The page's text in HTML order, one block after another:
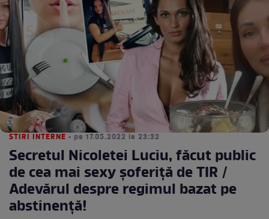
STIRI INTERNE • pe 17.05.2022 la 23:32
Secretul Nicoletei Luciu, făcut public
de cea mai sexy șoferiță de TIR /
Adevărul despre regimul bazat pe
abstinență!